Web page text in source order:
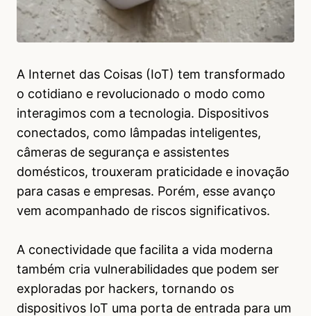
A Internet das Coisas (IoT) tem transformado
o cotidiano e revolucionado o modo como
interagimos com a tecnologia. Dispositivos
conectados, como lâmpadas inteligentes,
câmeras de segurança e assistentes
domésticos, trouxeram praticidade e inovação
para casas e empresas. Porém, esse avanço
vem acompanhado de riscos significativos.
A conectividade que facilita a vida moderna
também cria vulnerabilidades que podem ser
exploradas por hackers, tornando os
dispositivos IoT uma porta de entrada para um